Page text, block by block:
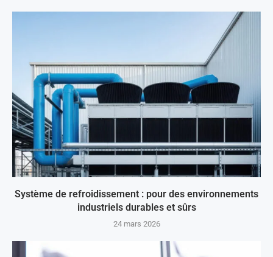
Système de refroidissement : pour des environnements
industriels durables et sûrs
24 mars 2026